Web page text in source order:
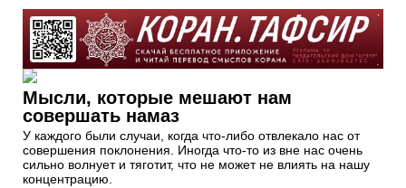
Мысли, которые мешают нам
совершать намаз
У каждого были случаи, когда что-либо отвлекало нас от
совершения поклонения. Иногда что-то из вне нас очень
сильно волнует и тяготит, что не может не влиять на нашу
концентрацию.